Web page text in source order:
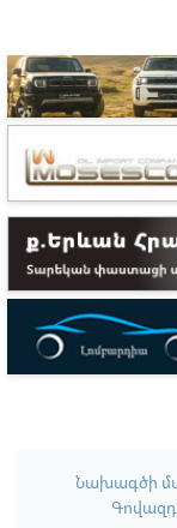
Նախագծի
Գովազդ